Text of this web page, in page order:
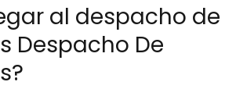
al despacho de
Despacho De